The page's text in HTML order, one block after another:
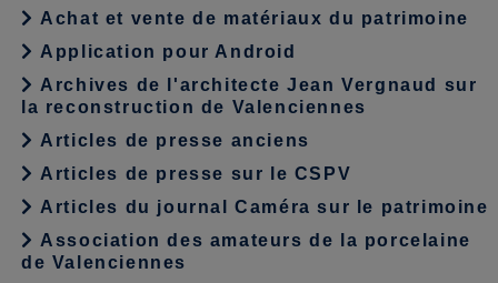
Achat et vente de matériaux du patrimoine
Application pour Android
Archives de l'architecte Jean Vergnaud sur
la reconstruction de Valenciennes
Articles de presse anciens
Articles de presse sur le CSPV
Articles du journal Caméra sur le patrimoine
Association des amateurs de la porcelaine
de Valenciennes